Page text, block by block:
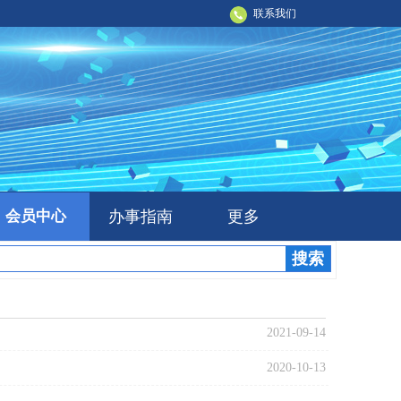
联系我们
会员中心 办事指南 更多
搜索
2021-09-14
2020-10-13